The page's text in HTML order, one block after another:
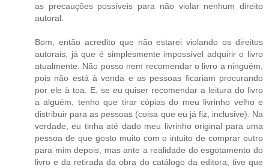
as precauções possíveis para não violar nenhum direito
autoral.
Bom, então acredito que não estarei violando os direitos
autorais, já que é simplesmente impossível adquirir o livro
atualmente. Não posso nem recomendar o livro a ninguém,
pois não está à venda e as pessoas ficariam procurando
por ele à toa. E, se eu quiser recomendar a leitura do livro
a alguém, tenho que tirar cópias do meu livrinho velho e
distribuir para as pessoas (coisa que eu já fiz, inclusive). Na
verdade, eu tinha até dado meu livrinho original para uma
pessoa de que gosto muito com o intuito de comprar outro
para mim depois, mas ante a realidade do esgotamento do
livro e da retirada da obra do catálogo da editora, tive que